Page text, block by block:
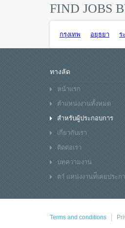
FIND JOBS
กรุงเทพ อยุธยา ร
ทางลัด
หน้าแรก
ตำแหน่งงานทั้งหมด
สำหรับผู้ประกอบการ
เกี่ยวกับเรา
ติดต่อเรา
บทความงาน
ตาํ แหน่งงานท่ีเคยประก
Terms and conditions